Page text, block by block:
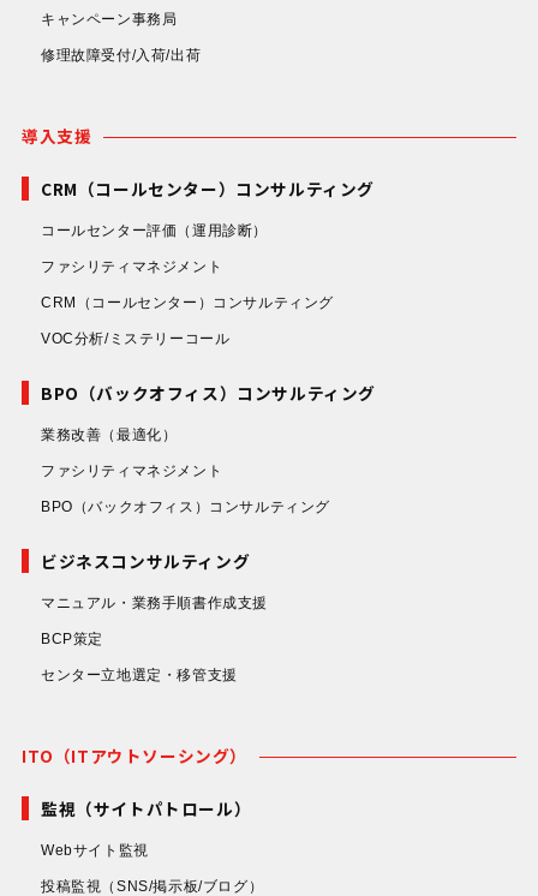
キャンペーン事務局
修理故障受付/入荷/出荷
導入支援
CRM（コールセンター）コンサルティング
コールセンター評価 （運用診断）
ファシリティマネジメント
CRM（コールセンター）コンサルティング
VOC分析/ミステリーコール
BPO（バックオフィス）コンサルティング
業務改善 （最適化）
ファシリティマネジメント
BPO（バックオフィス）コンサルティング
ビジネスコンサルティング
マニュアル・業務手順書作成支援
BCP策定
センター立地選定・移管支援
ITO（ITアウトソーシング）
監視（サイトパトロール）
Webサイト監視
投稿監視 （SNS/掲示板/ブログ）